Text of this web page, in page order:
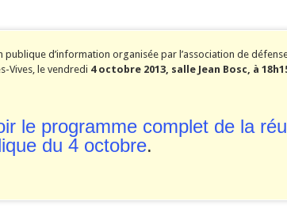
du DCAV du 21 novembre 2025
publique d’information organisée par l’association de
Vives, le vendredi 4 octobre 2013, salle Jean Bosc, à
le programme complet de la
du 4 octobre.